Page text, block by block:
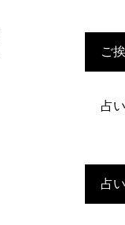
ご
占
占